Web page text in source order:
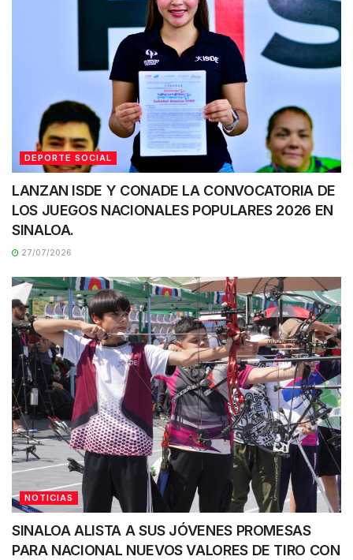
DEPORTE SOCIAL
LANZAN ISDE Y CONADE LA CONVOCATORIA DE
LOS JUEGOS NACIONALES POPULARES 2026 EN
SINALOA.
27/07/2026
NOTICIAS
SINALOA ALISTA A SUS JÓVENES PROMESAS
PARA NACIONAL NUEVOS VALORES DE TIRO CON